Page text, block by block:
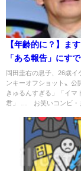
【年齢的に？】ま
「ある報告」にす
が話し合われる事
岡田圭右の息子、26歳イ
ンキーオフショット〟公
きゅるんすぎる」「イマ
君」 …​ お笑いコンビ・